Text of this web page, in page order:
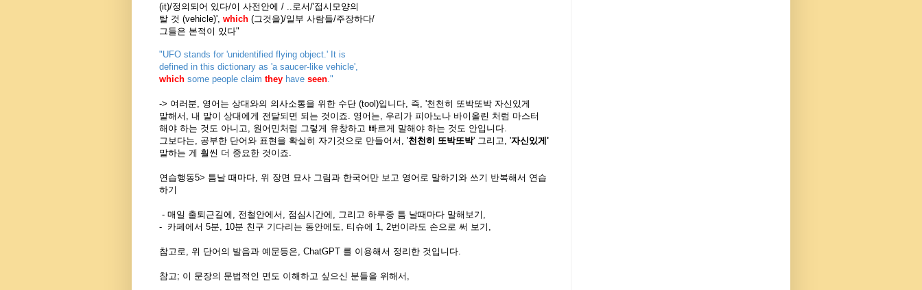
(it)/정의되어 있다/이 사전안에 / ..로서/'접시모양의
탈 것 (vehicle)', which (그것을)/일부 사람들/주장하다/
그들은 본적이 있다"
"UFO stands for 'unidentified flying object.' It is
defined in this dictionary as 'a saucer-like vehicle',
which some people claim they have seen ."
-> 여러분, 영어는 상대와의 의사소통을 위한 수단 (tool)입니다, 즉, '천천히 또박또박 자신있게
말해서, 내 말이 상대에게 전달되면 되는 것이죠. 영어는, 우리가 피아노나 바이올린 처럼 마스터
해야 하는 것도 아니고, 원어민처럼 그렇게 유창하고 빠르게 말해야 하는 것도 안입니다.
그보다는, 공부한 단어와 표현을 확실히 자기것으로 만들어서, '천천히 또박또박' 그리고, '자신있게'
말하는 게 훨씬 더 중요한 것이죠.
연습행동5> 틈날 때마다, 위 장면 묘사 그림과 한국어만 보고 영어로 말하기와 쓰기 반복해서 연습
하기
- 매일 출퇴근길에, 전철안에서, 점심시간에, 그리고 하루중 틈 날때마다 말해보기,
- 카페에서 5분, 10분 친구 기다리는 동안에도, 티슈에 1, 2번이라도 손으로 써 보기,
참고로, 위 단어의 발음과 예문등은, ChatGPT 를 이용해서 정리한 것입니다.
참고; 이 문장의 문법적인 면도 이해하고 싶으신 분들을 위해서,